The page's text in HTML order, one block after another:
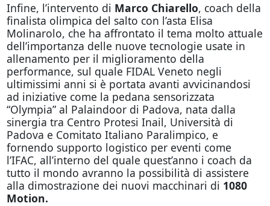
Infine, l’intervento di Marco Chiarello, coach della
finalista olimpica del salto con l’asta Elisa
Molinarolo, che ha affrontato il tema molto attuale
dell’importanza delle nuove tecnologie usate in
allenamento per il miglioramento della
performance, sul quale FIDAL Veneto negli
ultimissimi anni si è portata avanti avvicinandosi
ad iniziative come la pedana sensorizzata
“Olympia” al Palaindoor di Padova, nata dalla
sinergia tra Centro Protesi Inail, Università di
Padova e Comitato Italiano Paralimpico, e
fornendo supporto logistico per eventi come
l’IFAC, all’interno del quale quest’anno i coach da
tutto il mondo avranno la possibilità di assistere
alla dimostrazione dei nuovi macchinari di 1080
Motion.